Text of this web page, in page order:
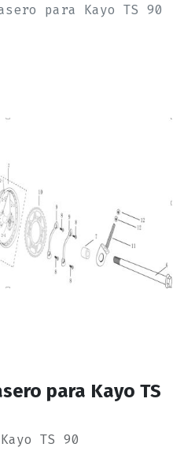
para Kayo TS 90
para Kayo TS
TS 90